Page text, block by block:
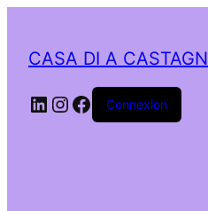
CASA DI A
LinkedIn
Instagram
Facebook
Connexion